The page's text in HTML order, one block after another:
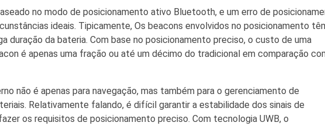
no modo de posicionamento ativo Bluetooth, e um erro de
ideais. Tipicamente, Os beacons envolvidos no posicionamento
duração da bateria. Com base no posicionamento preciso, o custo de uma
é apenas uma fração ou até um décimo do tradicional em comparação
não é apenas para navegação, mas também para o gerenciamento de
Relativamente falando, é difícil garantir a estabilidade dos sinais de
os requisitos de posicionamento preciso. Com tecnologia UWB, o